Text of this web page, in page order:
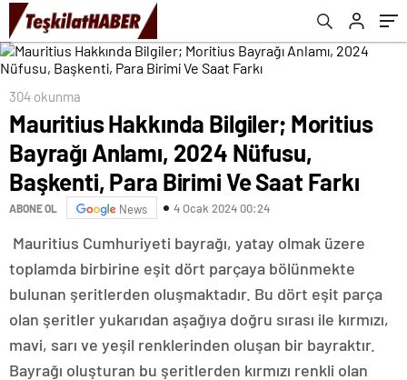
Ve Saat Farkı
304 okunma
Mauritius Hakkında Bilgiler; Moritius
Bayrağı Anlamı, 2024 Nüfusu,
Başkenti, Para Birimi Ve Saat Farkı
ABONE OL News 4 Ocak 2024 00:24
Mauritius Cumhuriyeti bayrağı, yatay olmak üzere
toplamda birbirine eşit dört parçaya bölünmekte
bulunan şeritlerden oluşmaktadır. Bu dört eşit parça
olan şeritler yukarıdan aşağıya doğru sırası ile kırmızı,
mavi, sarı ve yeşil renklerinden oluşan bir bayraktır.
Bayrağı oluşturan bu şeritlerden kırmızı renkli olan